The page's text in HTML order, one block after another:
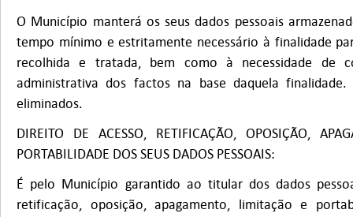
O Município manterá os seus dados pessoais
tempo mínimo e estritamente necessário à finalidade
recolhida e tratada, bem como à necessidade de
administrativa dos factos na base daquela
eliminados.
DIREITO DE ACESSO, RETIFICAÇÃO, OPOSIÇÃO,
PORTABILIDADE DOS SEUS DADOS PESSOAIS:
É pelo Município garantido ao titular dos dados
retificação, oposição, apagamento, limitação e